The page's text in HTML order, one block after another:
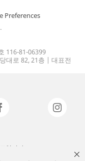
Preferences
116-81-06399
대로 82, 21층 | 대표전
입니다.